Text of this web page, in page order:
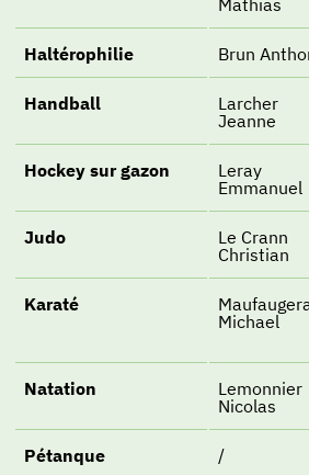
Mathias
Haltérophilie Brun
Handball
Larcher
Jeanne
Hockey sur gazon
Leray
Emmanuel
Judo
Le Crann
Christian
Karaté
Michael
Natation
Lemonnier
Nicolas
Pétanque /